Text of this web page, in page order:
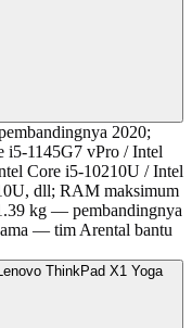
2020;
i5-1145G7 vPro / Intel
Core i5-10210U / Intel
dll; RAM maksimum
kg — pembandingnya
— tim Arental bantu
ThinkPad X1 Yoga